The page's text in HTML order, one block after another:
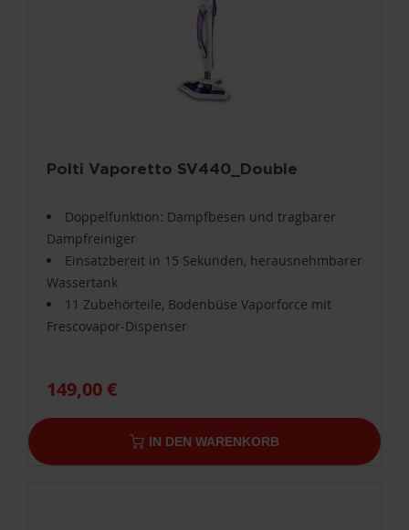
Polti Vaporetto SV440_Double
Doppelfunktion: Dampfbesen und tragbarer
Dampfreiniger
Einsatzbereit in 15 Sekunden, herausnehmbarer
Wassertank
11 Zubehörteile, Bodenbüse Vaporforce mit
Frescovapor-Dispenser
149,00 €
IN DEN WARENKORB